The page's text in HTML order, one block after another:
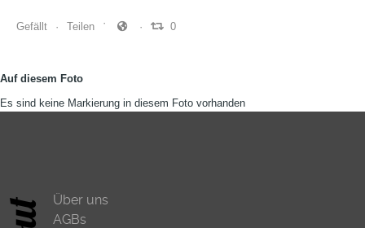
Gefällt Teilen 0
Auf diesem Foto
Es sind keine Markierung in diesem Foto vorhanden
Über uns
AGBs